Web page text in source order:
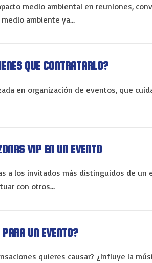
medio ambiental en reuniones,
medio ambiente ya…
QUE CONTRATARLO?
en organización de eventos, que
VIP EN UN EVENTO
a los invitados más distinguidos de un
con otros…
UN EVENTO?
quieres causar? ¿Influye la